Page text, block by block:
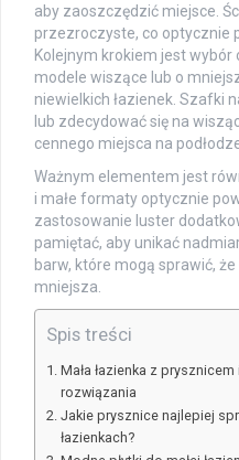
aby zaoszczędzić miejsce.
przezroczyste, co optycznie
Kolejnym krokiem jest
modele wiszące lub o
niewielkich łazienek. Szafki
lub zdecydować się na
cennego miejsca na
Ważnym elementem jest
i małe formaty optycznie
zastosowanie luster
pamiętać, aby unikać
barw, które mogą sprawić,
mniejsza.
Spis treści
Mała łazienka z
rozwiązania
Jakie prysznice najlepiej
łazienkach?